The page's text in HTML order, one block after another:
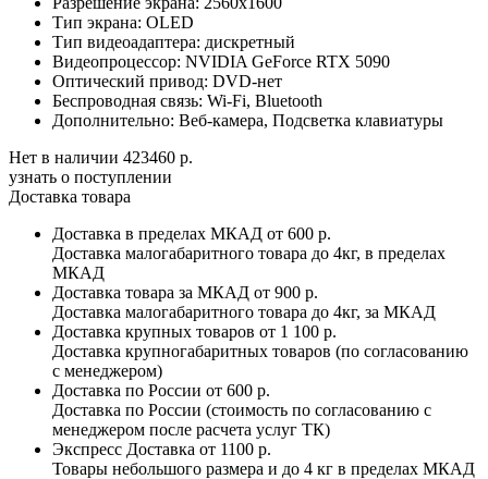
Тип экрана: OLED
Тип видеоадаптера: дискретный
Видеопроцессор: NVIDIA GeForce RTX 5090
Оптический привод: DVD-нет
Беспроводная связь: Wi-Fi, Bluetooth
Дополнительно: Веб-камера, Подсветка клавиатуры
Нет в наличии 423460 р.
узнать о поступлении
Доставка товара
Доставка в пределах МКАД от 600 р.
Доставка малогабаритного товара до 4кг, в пределах
МКАД
Доставка товара за МКАД от 900 р.
Доставка малогабаритного товара до 4кг, за МКАД
Доставка крупных товаров от 1 100 р.
Доставка крупногабаритных товаров (по согласованию
с менеджером)
Доставка по России от 600 р.
Доставка по России (стоимость по согласованию с
менеджером после расчета услуг ТК)
Экспресс Доставка от 1100 р.
Товары небольшого размера и до 4 кг в пределах МКАД